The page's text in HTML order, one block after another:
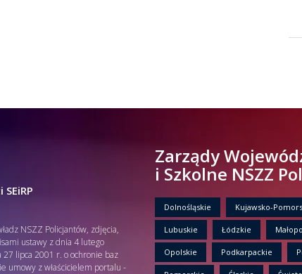
NSZZ Policjantów, zdjęcia,
ustawy z dnia 4 lutego
lipca 2001 r. o ochronie baz
umowy z właścicielem portalu -
Zarządy
i Szkolne NSZZ
Dolnośląskie Kujawsko-
Lubuskie Łódzkie
Opolskie Podkarpackie